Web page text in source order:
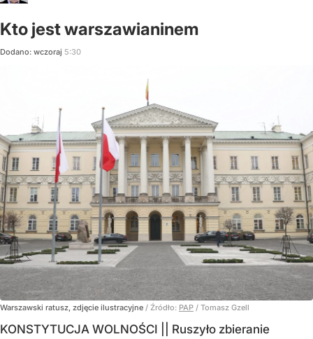
Kto jest warszawianinem
Dodano: wczoraj 5:30
Warszawski ratusz, zdjęcie ilustracyjne / Źródło: PAP / Tomasz Gzell
KONSTYTUCJA WOLNOŚCI || Ruszyło zbieranie